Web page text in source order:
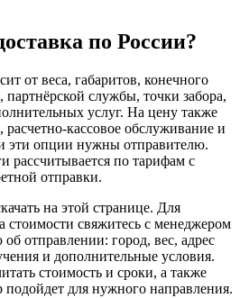
по России?
от веса, габаритов, конечного
партнёрской службы, точки забора,
услуг. На цену также
расчетно-кассовое обслуживание и
эти опции нужны отправителю.
рассчитывается по тарифам с
отправки.
на этой странице. Для
стоимости свяжитесь с менеджером
отправлении: город, вес, адрес
и дополнительные условия.
стоимость и сроки, а также
подойдет для нужного направления.